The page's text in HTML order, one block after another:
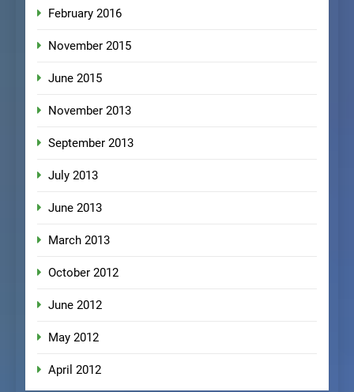
February 2016
November 2015
June 2015
November 2013
September 2013
July 2013
June 2013
March 2013
October 2012
June 2012
May 2012
April 2012